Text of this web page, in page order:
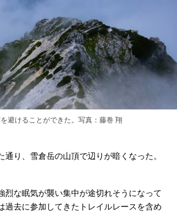
避けることができた。写真：藤巻 翔
り、雪倉岳の山頂で辺りが暗くなった。
烈な眠気が襲い集中が途切れそうになって
過去に参加してきたトレイルレースを含め